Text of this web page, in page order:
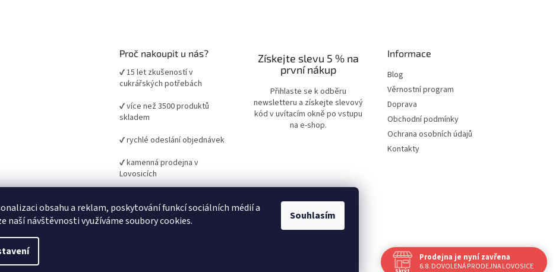
obsahu a reklam, poskytování funkcí sociálních médií a
naší návštěvnosti využíváme soubory cookies.
Souhlasím
Proč nakoupit u nás?
✔ 15 let zkušeností v
cukrářských potřebách
✔ více než 3500 produktů
skladem
✔ rychlé odeslání objednávek
✔ kamenná prodejna v
Lovosicích
pro domácí i profesionální
pečení
Získejte slevu 5 % na
první nákup
Přihlaste se k odběru
newsletteru a získejte slevový
kód v uvítacím okně po vstupu
na e-shop.
Informace
Blog
Věrnostní program
Doprava
Obchodní podmínky
Ochrana osobních údajů
Kontakty
Vytvořil Shoptet
Upravit nastavení cookies Prodejna je nyní zavřena
6.8. DOVOLENÁ PRODEJNA LOVOSICE